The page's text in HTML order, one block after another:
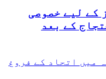
کے لیے خصوصی
کے بعد